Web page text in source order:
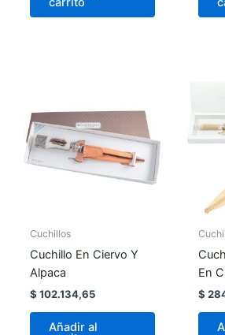
Cuchillos
Cuchillo En Ciervo Y
Alpaca
$ 102.134,65
Añadir al
En
$